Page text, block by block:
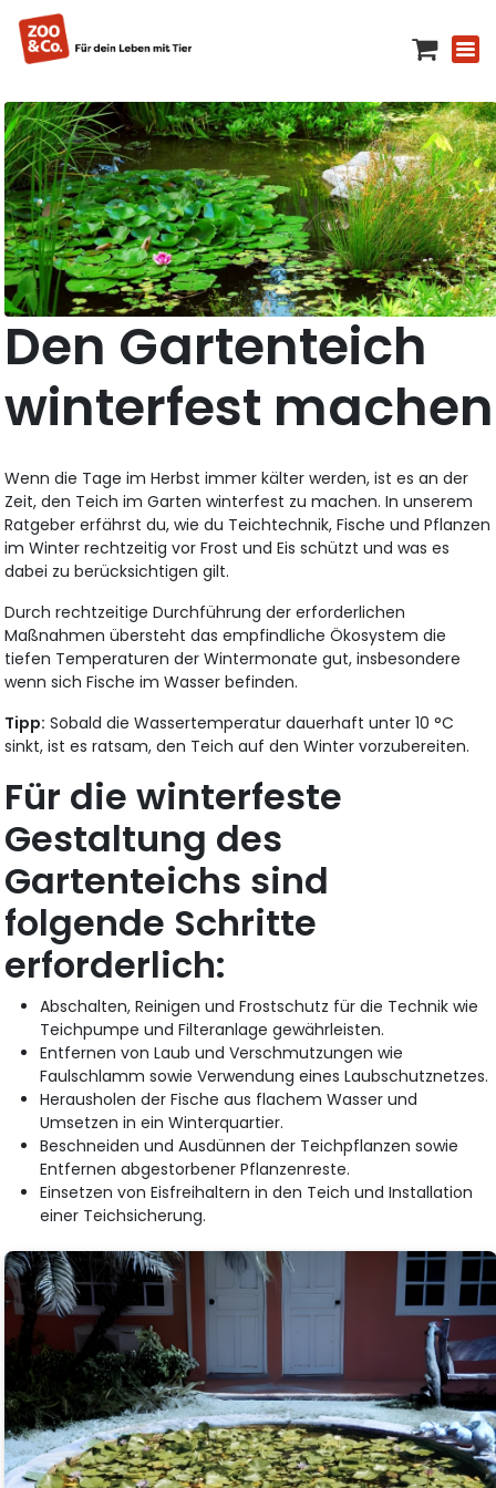
Den Gartenteich
winterfest machen
Wenn die Tage im Herbst immer kälter werden, ist es an der
Zeit, den Teich im Garten winterfest zu machen. In unserem
Ratgeber erfährst du, wie du Teichtechnik, Fische und Pflanzen
im Winter rechtzeitig vor Frost und Eis schützt und was es
dabei zu berücksichtigen gilt.
Durch rechtzeitige Durchführung der erforderlichen
Maßnahmen übersteht das empfindliche Ökosystem die
tiefen Temperaturen der Wintermonate gut, insbesondere
wenn sich Fische im Wasser befinden.
Tipp: Sobald die Wassertemperatur dauerhaft unter 10 °C
sinkt, ist es ratsam, den Teich auf den Winter vorzubereiten.
Für die winterfeste
Gestaltung des
Gartenteichs sind
folgende Schritte
erforderlich:
Abschalten, Reinigen und Frostschutz für die Technik wie
Teichpumpe und Filteranlage gewährleisten.
Entfernen von Laub und Verschmutzungen wie
Faulschlamm sowie Verwendung eines Laubschutznetzes.
Herausholen der Fische aus flachem Wasser und
Umsetzen in ein Winterquartier.
Beschneiden und Ausdünnen der Teichpflanzen sowie
Entfernen abgestorbener Pflanzenreste.
Einsetzen von Eisfreihaltern in den Teich und Installation
einer Teichsicherung.